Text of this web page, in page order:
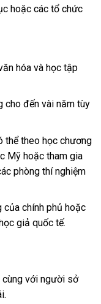
hoặc các tổ chức
hóa và học tập
cho đến vài năm tùy
thể theo học chương
Mỹ hoặc tham gia
phòng thí nghiệm
của chính phủ hoặc
giả quốc tế.
cùng với người sở